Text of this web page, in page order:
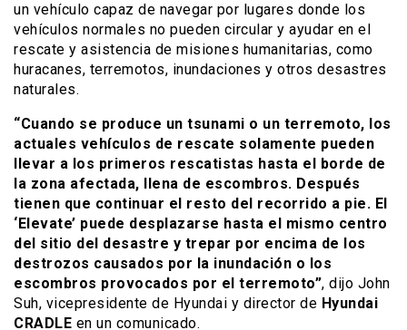
un vehículo capaz de navegar por lugares donde los
vehículos normales no pueden circular y ayudar en el
rescate y asistencia de misiones humanitarias, como
huracanes, terremotos, inundaciones y otros desastres
naturales.
“Cuando se produce un tsunami o un terremoto, los
actuales vehículos de rescate solamente pueden
llevar a los primeros rescatistas hasta el borde de
la zona afectada, llena de escombros. Después
tienen que continuar el resto del recorrido a pie. El
‘Elevate’ puede desplazarse hasta el mismo centro
del sitio del desastre y trepar por encima de los
destrozos causados por la inundación o los
escombros provocados por el terremoto”, dijo John
Suh, vicepresidente de Hyundai y director de Hyundai
CRADLE en un comunicado.